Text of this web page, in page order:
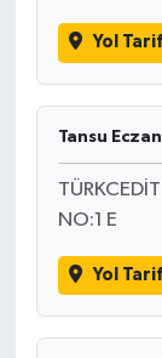
Yol
Tansu
NO:1 E
Yol